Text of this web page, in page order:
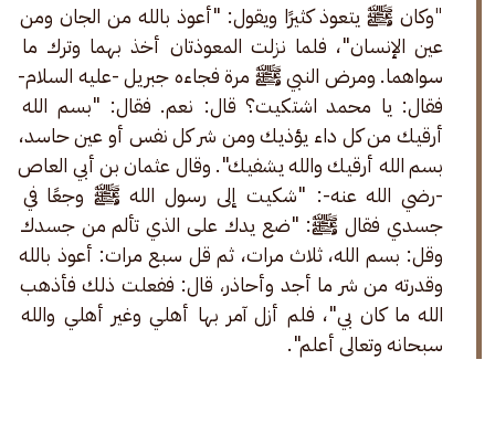
"وكان ﷺ يتعوذ كثيرًا ويقول: "أعوذ بالله من الجان ومن
عين الإنسان"، فلما نزلت المعوذتان أخذ بهما وترك ما
سواهما. ومرض النبي ﷺ مرة فجاءه جبريل -عليه السلام-
فقال: يا محمد اشتكيت؟ قال: نعم. فقال: "بسم الله
أرقيك من كل داء يؤذيك ومن شر كل نفس أو عين حاسد،
بسم الله أرقيك والله يشفيك". وقال عثمان بن أبي العاص
-رضي الله عنه-: "شكيت إلى رسول الله ﷺ وجعًا في
جسدي فقال ﷺ: "ضع يدك على الذي تألم من جسدك
وقل: بسم الله، ثلاث مرات، ثم قل سبع مرات: أعوذ بالله
وقدرته من شر ما أجد وأحاذر، قال: ففعلت ذلك فأذهب
الله ما كان بي"، فلم أزل آمر بها أهلي وغير أهلي والله
سبحانه وتعالى أعلم".